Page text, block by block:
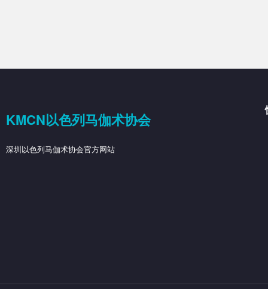
KMCN以色列马伽术协会
深圳以色列马伽术协会官方网站